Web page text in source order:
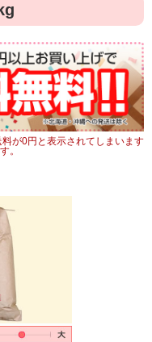
が0円と表示されてしまいます
。